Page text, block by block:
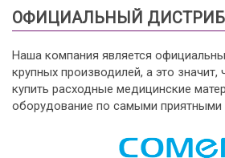
ОФИЦИАЛЬНЫЙ
Наша компания является
крупных производилей, а это
купить расходные медицинские
оборудование по самыми приятными